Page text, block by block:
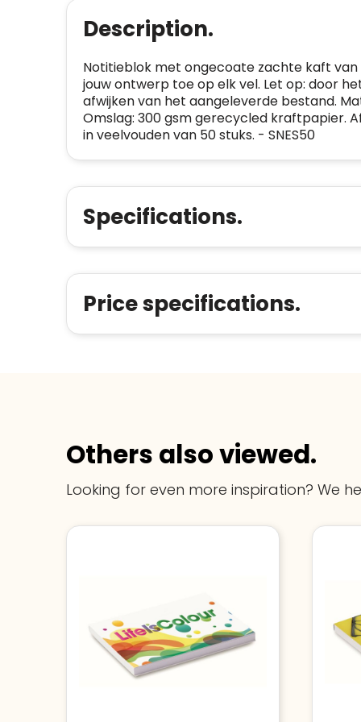
Description.
Notitieblok met ongecoate zachte kaft
jouw ontwerp toe op elk vel. Let op: door
afwijken van het aangeleverde bestand.
Omslag: 300 gsm gerecycled kraftpapier.
in veelvouden van 50 stuks. - SNES50
Specifications.
Price specifications.
Others also viewed.
Looking for even more inspiration? We